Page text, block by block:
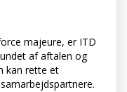
majeure, er ITD
af aftalen og
kan rette et